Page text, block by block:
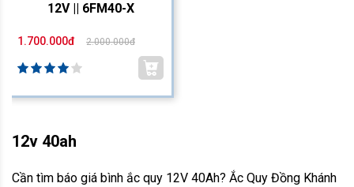
12V || 6FM40-X
1.700.000đ 2.000.000đ
12v 40ah
Cần tìm báo giá bình ắc quy 12V 40Ah? Ắc Quy Đồng Khánh